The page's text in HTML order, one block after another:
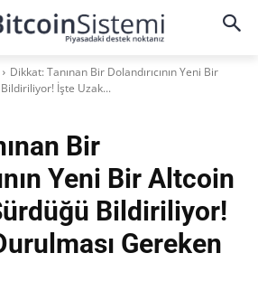
Dikkat: Tanınan Bir Dolandırıcının Yeni Bir
İşte Uzak...
Bir
Yeni Bir Altcoin
Bildiriliyor!
Gereken